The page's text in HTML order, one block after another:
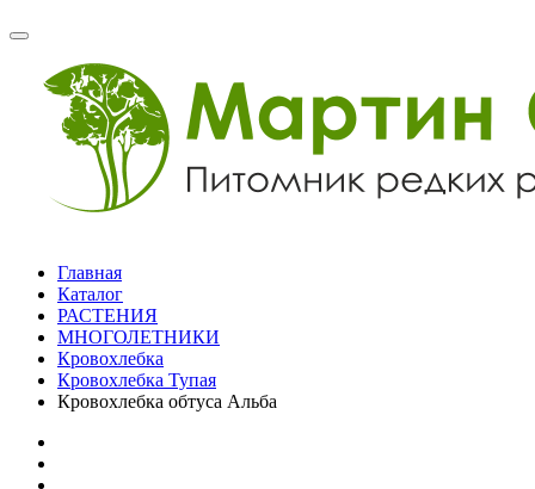
Главная
Каталог
РАСТЕНИЯ
МНОГОЛЕТНИКИ
Кровохлебка
Кровохлебка Тупая
Кровохлебка обтуса Альба